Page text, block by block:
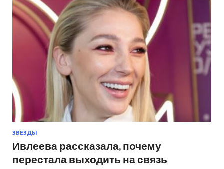
ЗВЕЗДЫ
Ивлеева рассказала, почему
перестала выходить на связь